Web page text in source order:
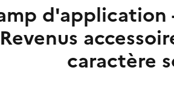
caractère